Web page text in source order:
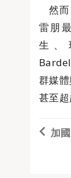
然而
雷朋
生、
群媒
甚至超
加